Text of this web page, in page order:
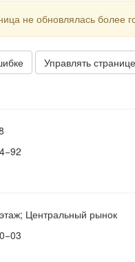
не обновлялась более
Управлять
Центральный рынок